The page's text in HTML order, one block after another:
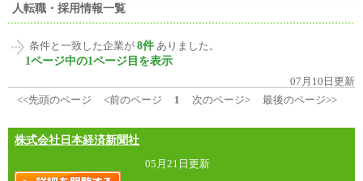
人転職・採用情報一覧
条件と一致した企業が 8件 ありました。
1ページ中の1ページ目を表示
07月10日更新
<<先頭のページ
<前のページ 1 次のページ> 最後のページ>>
株式会社日本経済新聞社
05月21日更新